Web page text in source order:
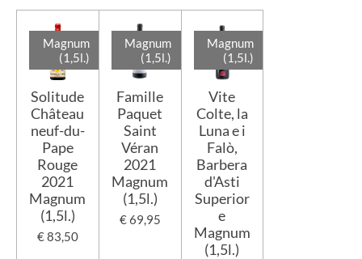
Magnum
(1,5l.)
Solitude
Château
neuf-du-
Pape
Rouge
2021
Magnum
(1,5l.)
€ 83,50
Magnum
(1,5l.)
Famille
Paquet
Saint
Véran
2021
Magnum
(1,5l.)
€ 69,95
Magnum
(1,5l.)
Vite
Colte, la
Luna e i
Falò,
Barbera
d'Asti
Superior
e
Magnum
(1,5l.)